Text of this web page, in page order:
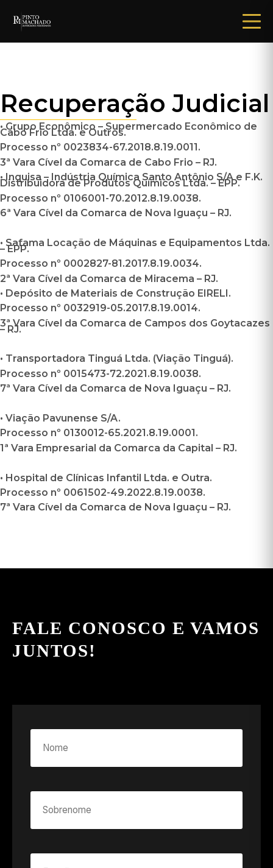
Recuperação Judicial
• Grupo Econômico – Supermercado Econômico de
Cabo Frio Ltda. e Outros.
Processo nº 0023834-67.2018.8.19.0011.
3ª Vara Cível da Comarca de Cabo Frio – RJ.
• Inquisa – Indústria Química Santo Antônio S/A e F.K.
Distribuidora de Produtos Químicos Ltda. – EPP.
Processo nº 0106001-70.2012.8.19.0038.
6ª Vara Cível da Comarca de Nova Iguaçu – RJ.
• Safama Locação de Máquinas e Equipamentos Ltda.
– EPP.
Processo nº 0002827-81.2017.8.19.0034.
2ª Vara Cível da Comarca de Miracema – RJ.
• Depósito de Materiais de Construção EIRELI.
Processo nº 0032919-05.2017.8.19.0014.
3ª Vara Cível da Comarca de Campos dos Goytacazes
– RJ.
• Transportadora Tinguá Ltda. (Viação Tinguá).
Processo nº 0015473-72.2021.8.19.0038.
7ª Vara Cível da Comarca de Nova Iguaçu – RJ.
• Viação Pavunense S/A.
Processo nº 0130012-65.2021.8.19.0001.
1ª Vara Empresarial da Comarca da Capital – RJ.
• Hospital de Clínicas Infantil Ltda. e Outra.
Processo nº 0061502-49.2022.8.19.0038.
7ª Vara Cível da Comarca de Nova Iguaçu – RJ.
FALE CONOSCO E VAMOS
JUNTOS!